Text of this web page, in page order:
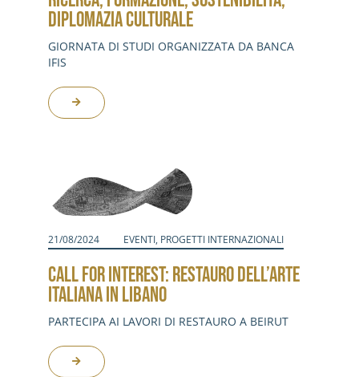
DIPLOMAZIA CULTURALE
GIORNATA DI STUDI ORGANIZZATA DA BANCA
IFIS
21/08/2024 EVENTI, PROGETTI INTERNAZIONALI
CALL FOR INTEREST: RESTAURO DELL’ARTE
ITALIANA IN LIBANO
PARTECIPA AI LAVORI DI RESTAURO A BEIRUT